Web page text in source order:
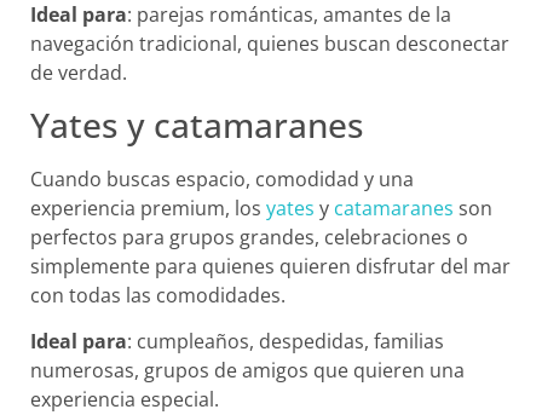
Ideal para: parejas románticas, amantes de la
navegación tradicional, quienes buscan desconectar
de verdad.
Yates y catamaranes
Cuando buscas espacio, comodidad y una
experiencia premium, los yates y catamaranes son
perfectos para grupos grandes, celebraciones o
simplemente para quienes quieren disfrutar del mar
con todas las comodidades.
Ideal para: cumpleaños, despedidas, familias
numerosas, grupos de amigos que quieren una
experiencia especial.